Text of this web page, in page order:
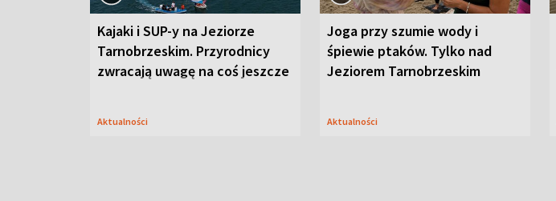
Kajaki i SUP-y na Jeziorze
Tarnobrzeskim. Przyrodnicy
zwracają uwagę na coś jeszcze
Aktualności
Joga przy szumie wody i
śpiewie ptaków. Tylko nad
Jeziorem Tarnobrzeskim
Aktualności